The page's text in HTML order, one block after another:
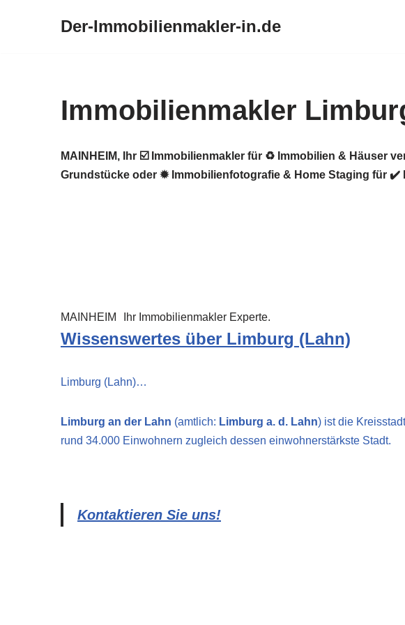
Der-Immobilienmakler-in.de
Immobilienmakler
MAINHEIM, Ihr ☑️ Immobilienmakler für ♻ Immobilien & Häuser
Grundstücke oder ✹ Immobilienfotografie & Home Staging für
MAINHEIM Ihr Immobilienmakler Experte.
Wissenswertes über Limburg (Lahn)
Limburg (Lahn)…
Limburg an der Lahn (amtlich: Limburg a. d. Lahn) ist die
rund 34.000 Einwohnern zugleich dessen einwohnerstärkste Stadt.
Kontaktieren Sie uns!